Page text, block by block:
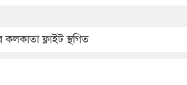
কলকাতা ফ্লাইট স্থগিত